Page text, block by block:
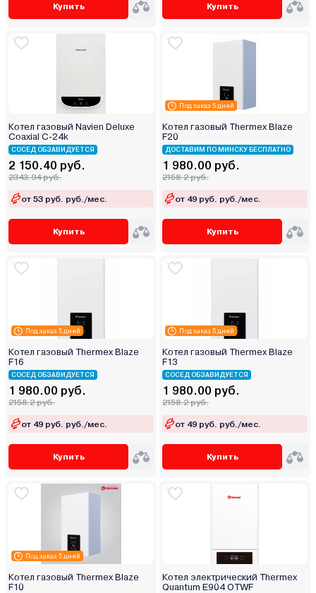
Купить Купить
Котел газовый Navien Deluxe
Coaxial C-24k
СОСЕД ОБЗАВИДУЕТСЯ
2 150.40 руб.
2343.94 руб.
от 53 руб. руб./мес.
Купить
Под заказ 5 дней
Котел газовый Thermex Blaze
F20
ДОСТАВИМ ПО МИНСКУ БЕСПЛАТНО
1 980.00 руб.
2158.2 руб.
от 49 руб. руб./мес.
Купить
Под заказ 5 дней
Котел газовый Thermex Blaze
F16
СОСЕД ОБЗАВИДУЕТСЯ
1 980.00 руб.
2158.2 руб.
от 49 руб. руб./мес.
Купить
Под заказ 5 дней
Котел газовый Thermex Blaze
F13
СОСЕД ОБЗАВИДУЕТСЯ
1 980.00 руб.
2158.2 руб.
от 49 руб. руб./мес.
Купить
Под заказ 5 дней
Котел газовый Thermex Blaze
F10
Котел электрический Thermex
Quantum E904 OTWF